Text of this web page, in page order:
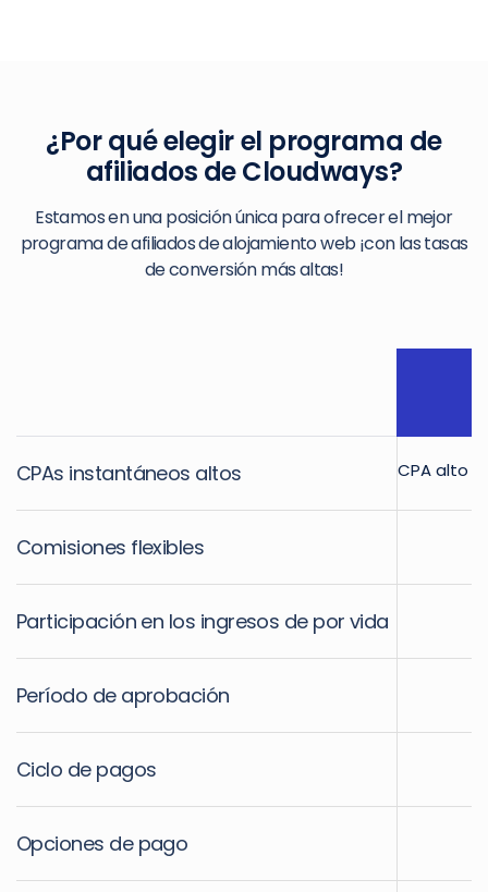
¿Por qué elegir el programa de
afiliados de Cloudways?
Estamos en una posición única para ofrecer el mejor
programa de afiliados de alojamiento web ¡con las tasas
de conversión más altas!
CPAs instantáneos altos CPA alto
Comisiones flexibles
Participación en los ingresos de por vida
Período de aprobación
Ciclo de pagos
Opciones de pago